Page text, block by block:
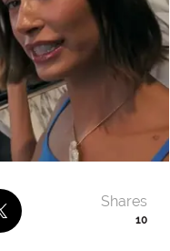
10
Shares